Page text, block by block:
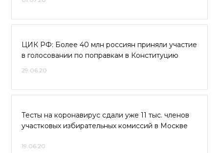
ЦИК РФ: Более 40 млн россиян приняли участие
в голосовании по поправкам в Конституцию
29.06.20
Тесты на коронавирус сдали уже 11 тыс. членов
участковых избирательных комиссий в Москве
19.06.20